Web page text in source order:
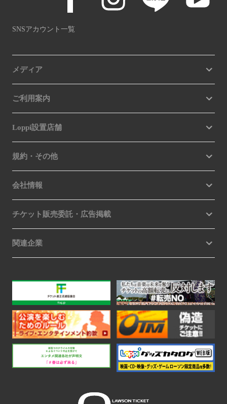
SNSアカウント一覧
メディア
ご利用案内
Loppi設置店舗
規約・その他
会社情報
チケット販売委託・広告掲載
関連企業